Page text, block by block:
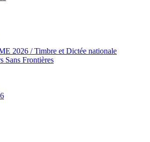
2026 / Timbre et Dictée nationale
Sans Frontières